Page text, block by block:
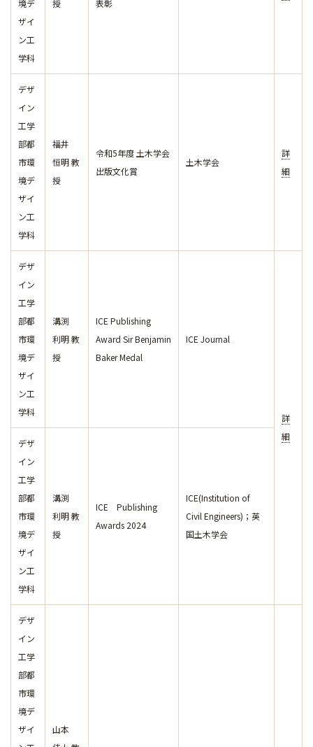
境デ
ザイ
ン工
学科
授
表彰
デザ
イン
工学
部都
市環
境デ
ザイ
ン工
学科
福井
恒明 教
授
令和5年度 土木学会
出版文化賞
土木学会
詳
細
デザ
イン
工学
部都
市環
境デ
ザイ
ン工
学科
溝渕
利明 教
授
ICE Publishing
Award Sir Benjamin
Baker Medal
ICE Journal
詳
細
デザ
イン
工学
部都
市環
境デ
ザイ
ン工
学科
溝渕
利明 教
授
ICE Publishing
Awards 2024
ICE(Institution of
Civil Engineers)；英
国土木学会
デザ
イン
工学
部都
市環
境デ
ザイ
山本